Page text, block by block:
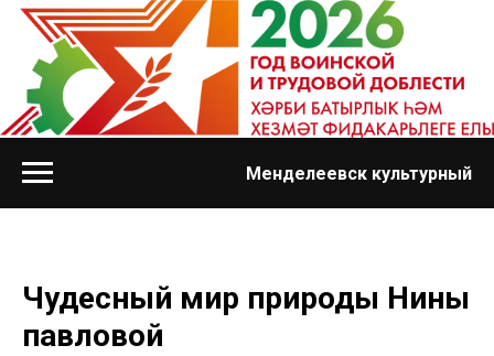
Менделеевск культурный
Чудесный мир природы Нины
павловой